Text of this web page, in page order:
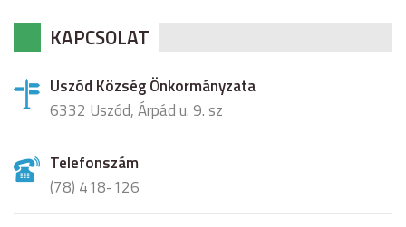
KAPCSOLAT
Uszód Község Önkormányzata
6332 Uszód, Árpád u. 9. sz
Telefonszám
(78) 418-126